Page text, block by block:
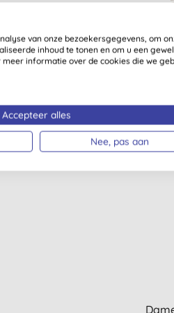
van onze bezoekersgegevens, om
inhoud te tonen en om u een
informatie over de cookies die we
Accepteer alles
Nee, pas aan